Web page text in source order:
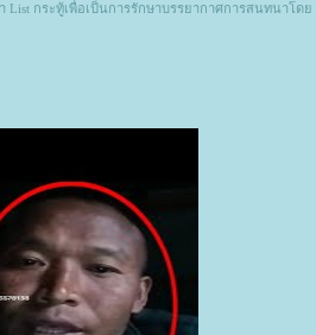
List กระทู้เพื่อเป็นการรักษาบรรยากาศการสนทนาโด